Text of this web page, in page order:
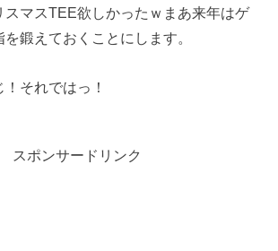
スマスTEE欲しかったｗまあ来年はゲ
鍛えておくことにします。
それではっ！
スポンサードリンク